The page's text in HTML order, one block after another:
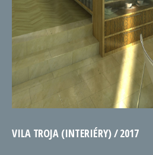
VILA TROJA (INTERIÉRY) / 2017